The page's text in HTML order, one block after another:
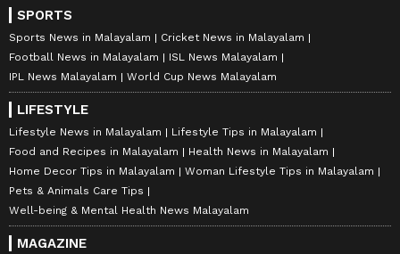
SPORTS
Sports News in Malayalam
Cricket News in Malayalam
Football News in Malayalam
ISL News Malayalam
IPL News Malayalam
World Cup News Malayalam
LIFESTYLE
Lifestyle News in Malayalam
Lifestyle Tips in Malayalam
Food and Recipes in Malayalam
Health News in Malayalam
Home Decor Tips in Malayalam
Woman Lifestyle Tips in Malayalam
Pets & Animals Care Tips
Well-being & Mental Health News Malayalam
MAGAZINE